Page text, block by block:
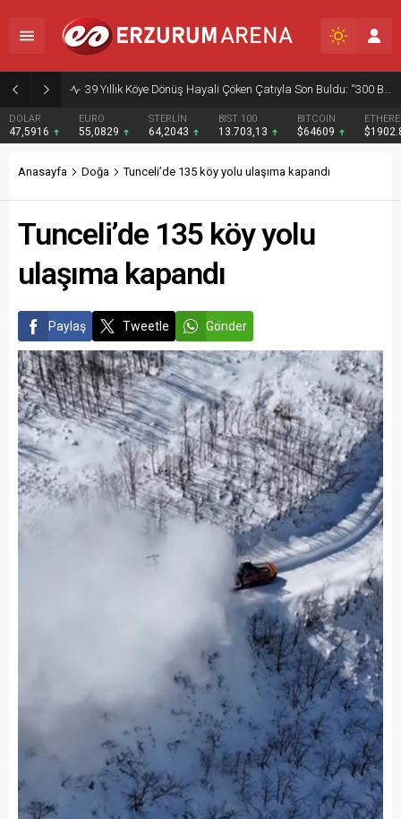
39 Yıllık Köye Dönüş Hayali Çöken Çatıyla Son Buldu: “300 Bin Liramız Gitti”
DOLAR
47,5916
EURO
55,0829
STERLİN
64,2043
BIST 100
13.703,13
BITCOIN
$64609
Anasayfa Doğa Tunceli’de 135 köy yolu ulaşıma kapandı
Tunceli’de 135 köy yolu
ulaşıma kapandı
Paylaş Tweetle Gönder